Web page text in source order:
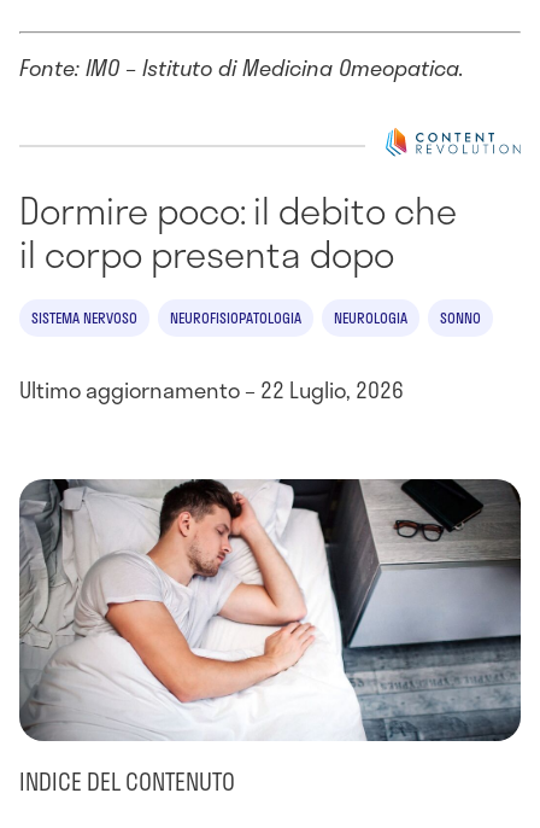
Fonte: IMO – Istituto di Medicina Omeopatica.
Dormire poco: il debito che
il corpo presenta dopo
SISTEMA NERVOSO NEUROFISIOPATOLOGIA NEUROLOGIA SONNO
Ultimo aggiornamento – 22 Luglio, 2026
INDICE DEL CONTENUTO